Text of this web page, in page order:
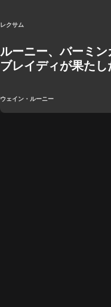
レクサム
ルーニー、バーミ
ブレイディが果た
ウェイン・ルーニー